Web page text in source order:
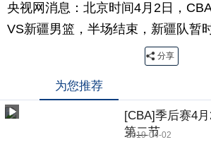
央视网消息：北京时间4月2日，
VS新疆男篮，半场结束，新疆队暂
分享
为您推荐
[CBA]季后赛4
第二节
2019-04-02